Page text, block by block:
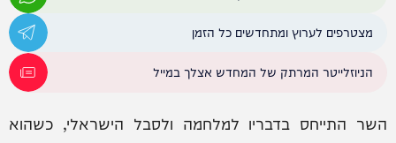
מצטרפים לערוץ ומתחדשים כל הזמן
הניוזלייטר המרתק של המחדש אצלך במייל
השר התייחס בדבריו למלחמה ולסבל הישראלי, כשהוא